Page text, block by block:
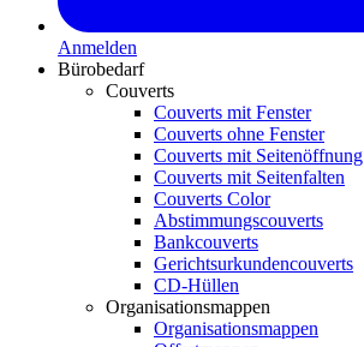
Anmelden
Bürobedarf
Couverts
Couverts mit Fenster
Couverts ohne Fenster
Couverts mit Seitenöffnung
Couverts mit Seitenfalten
Couverts Color
Abstimmungscouverts
Bankcouverts
Gerichtsurkundencouverts
CD-Hüllen
Organisationsmappen
Organisationsmappen